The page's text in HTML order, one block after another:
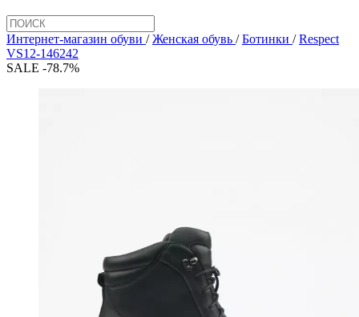
Интернет-магазин обуви /Женская обувь /Ботинки /Respect
VS12-146242
SALE -78.7%